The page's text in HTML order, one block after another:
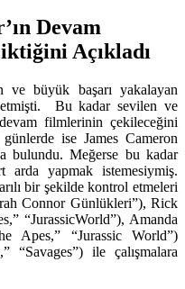
Devam
Açıkladı
ve büyük başarı yakalayan
Bu kadar sevilen ve
filmlerinin çekileceğini
ise James Cameron
bulundu. Meğerse bu kadar
yapmak istemesiymiş.
bir şekilde kontrol etmeleri
Connor Günlükleri”), Rick
“JurassicWorld”), Amanda
Apes,” “Jurassic World”)
“Savages”) ile çalışmalara